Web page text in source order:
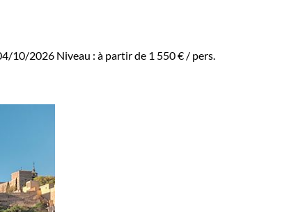
10/2026 Niveau : à partir de 1 550 € / pers.